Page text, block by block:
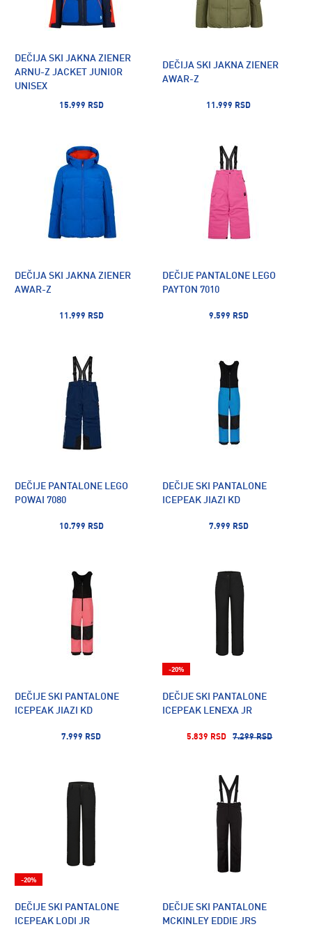
DEČIJA SKI JAKNA ZIENER
ARNU-Z JACKET JUNIOR
UNISEX
15.999 RSD
DEČIJA SKI JAKNA ZIENER
AWAR-Z
11.999 RSD
DEČIJA SKI JAKNA ZIENER
AWAR-Z
11.999 RSD
DEČIJE PANTALONE LEGO
PAYTON 7010
9.599 RSD
DEČIJE PANTALONE LEGO
POWAI 7080
10.799 RSD
DEČIJE SKI PANTALONE
ICEPEAK JIAZI KD
7.999 RSD
DEČIJE SKI PANTALONE
ICEPEAK JIAZI KD
7.999 RSD
DEČIJE SKI PANTALONE
ICEPEAK LENEXA JR
5.839 RSD 7.299 RSD
-20%
DEČIJE SKI PANTALONE
ICEPEAK LODI JR
-20%
DEČIJE SKI PANTALONE
MCKINLEY EDDIE JRS